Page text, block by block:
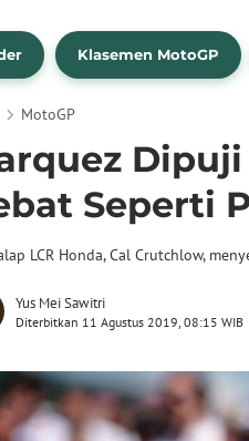
Klasemen MotoGP
MotoGP
Seperti
LCR Honda, Cal Crutchlow,
Yus Mei Sawitri
Diterbitkan 11 Agustus 2019, 08:15 WIB